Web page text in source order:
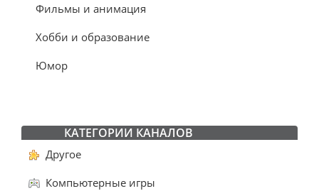
Фильмы и анимация
Хобби и образование
Юмор
КАТЕГОРИИ КАНАЛОВ
Другое
Компьютерные игры